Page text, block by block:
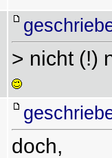
> nicht (!)
doch,